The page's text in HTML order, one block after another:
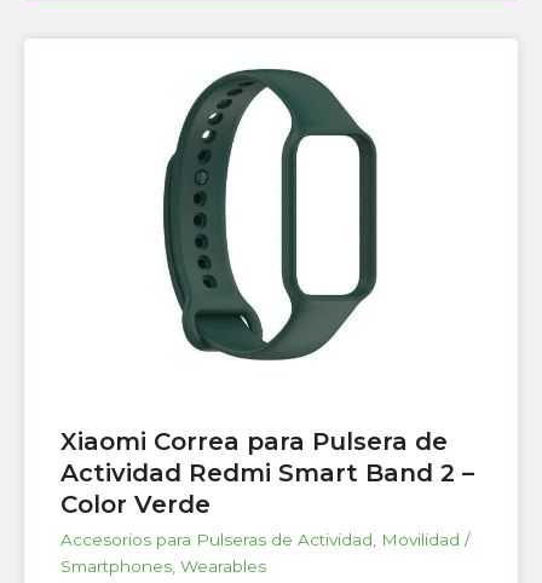
Xiaomi Correa para Pulsera de
Actividad Redmi Smart Band 2 –
Color Verde
Accesorios para Pulseras de Actividad
Movilidad /
Smartphones Wearables